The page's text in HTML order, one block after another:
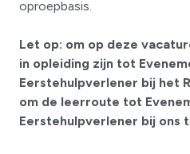
oproepbasis.
Let op: om op deze
in opleiding zijn tot
Eerstehulpverlener bij het
om de leerroute tot
Eerstehulpverlener bij ons